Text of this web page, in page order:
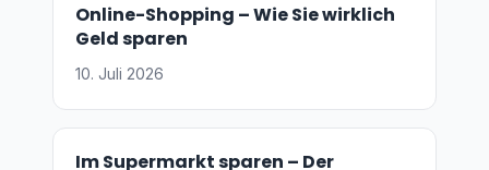
Online-Shopping – Wie Sie wirklich
Geld sparen
10. Juli 2026
Im Supermarkt sparen – Der